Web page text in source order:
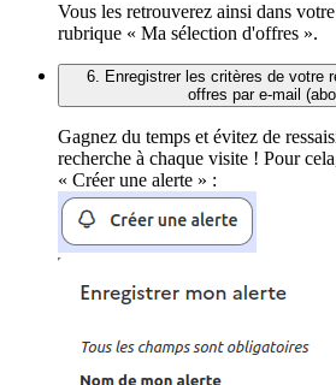
Vous les retrouverez ainsi dans
rubrique « Ma sélection d'offres ».
6. Enregistrer les critères de votre
offres par e-mail
Gagnez du temps et évitez de
recherche à chaque visite ! Pour
« Créer une alerte » :